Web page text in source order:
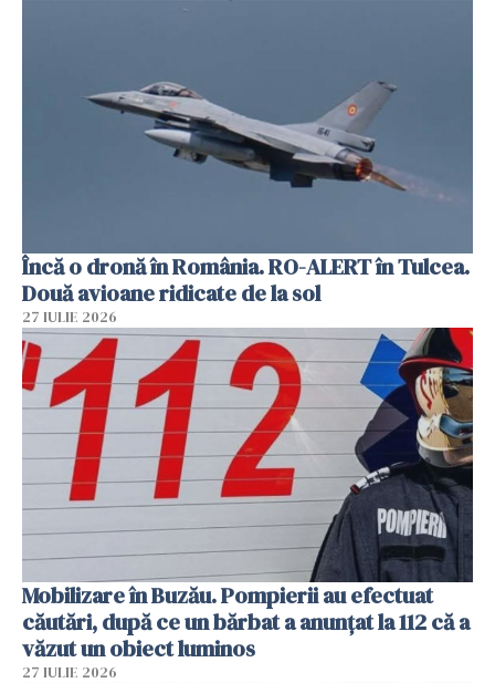
Încă o dronă în România. RO-ALERT în Tulcea.
Două avioane ridicate de la sol
27 IULIE 2026
Mobilizare în Buzău. Pompierii au efectuat
căutări, după ce un bărbat a anunțat la 112 că a
văzut un obiect luminos
27 IULIE 2026